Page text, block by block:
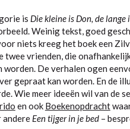
is Die kleine is Don, de lange
Weinig tekst, goed
niets kreeg het boek een
twee vrienden, die
worden. De verhalen ogen
gepraat kan worden. En de
Wie meer ideeën wil van de
en ook Boekenopdracht
andere Een tijger in je bed–